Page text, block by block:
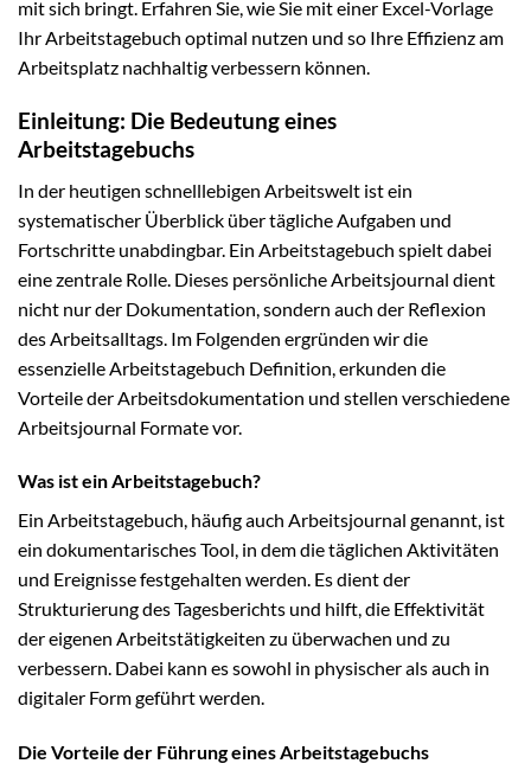
mit sich bringt. Erfahren Sie, wie Sie mit einer Excel-Vorlage
Ihr Arbeitstagebuch optimal nutzen und so Ihre Effizienz am
Arbeitsplatz nachhaltig verbessern können.
Einleitung: Die Bedeutung eines
Arbeitstagebuchs
In der heutigen schnelllebigen Arbeitswelt ist ein
systematischer Überblick über tägliche Aufgaben und
Fortschritte unabdingbar. Ein Arbeitstagebuch spielt dabei
eine zentrale Rolle. Dieses persönliche Arbeitsjournal dient
nicht nur der Dokumentation, sondern auch der Reflexion
des Arbeitsalltags. Im Folgenden ergründen wir die
essenzielle Arbeitstagebuch Definition, erkunden die
Vorteile der Arbeitsdokumentation und stellen verschiedene
Arbeitsjournal Formate vor.
Was ist ein Arbeitstagebuch?
Ein Arbeitstagebuch, häufig auch Arbeitsjournal genannt, ist
ein dokumentarisches Tool, in dem die täglichen Aktivitäten
und Ereignisse festgehalten werden. Es dient der
Strukturierung des Tagesberichts und hilft, die Effektivität
der eigenen Arbeitstätigkeiten zu überwachen und zu
verbessern. Dabei kann es sowohl in physischer als auch in
digitaler Form geführt werden.
Die Vorteile der Führung eines Arbeitstagebuchs